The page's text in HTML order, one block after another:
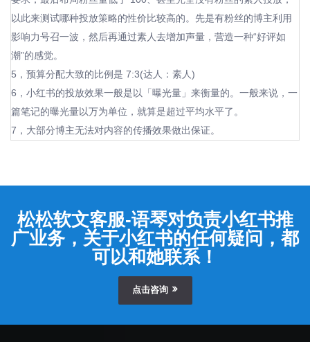
以此来测试哪种投放策略的性价比较高的。先是有粉丝的博主利用
影响力号召一波，然后再通过素人去增加声量，营造一种“好评如
潮”的感觉。
5，预算分配大致的比例是 7:3(达人：素人)
6，小红书的投放效果一般是以「曝光量」来衡量的。一般来说，一
篇笔记的曝光量以万为单位，就算是超过平均水平了。
7，大部分博主无法对内容的传播效果做出保证。
松松软文客服-语琴对负责小红书推
广业务，关于小红书的任何疑问，都
可以和她联系！
点击咨询